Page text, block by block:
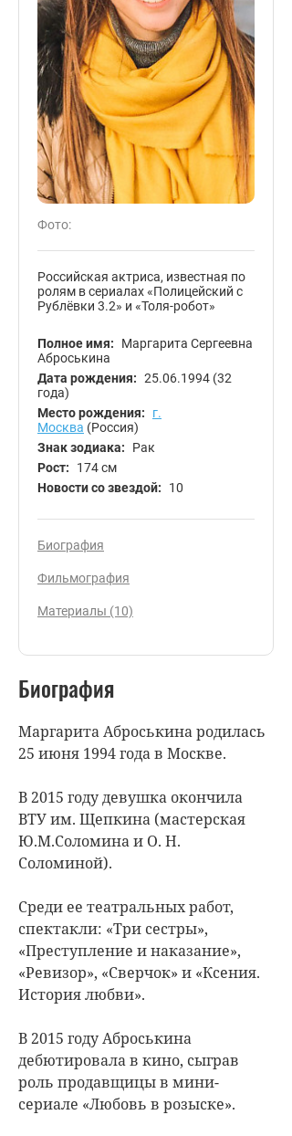
Фото:
Российская актриса, известная по
ролям в сериалах «Полицейский с
Рублёвки 3.2» и «Толя-робот»
Полное имя:
Маргарита Сергеевна
Аброськина
Дата рождения: 25.06.1994 (32
года)
Место рождения:
г.
Москва (Россия)
Знак зодиака:
Рак
Рост:
174 см
Новости со звездой:
10
Биография
Фильмография
Материалы (10)
Биография
Маргарита Аброськина родилась
25 июня 1994 года в Москве.
В 2015 году девушка окончила
ВТУ им. Щепкина (мастерская
Ю.М.Соломина и О. Н.
Соломиной).
Среди ее театральных работ,
спектакли: «Три сестры»,
«Преступление и наказание»,
«Ревизор», «Сверчок» и «Ксения.
История любви».
В 2015 году Аброськина
дебютировала в кино, сыграв
роль продавщицы в мини-
сериале «Любовь в розыске».